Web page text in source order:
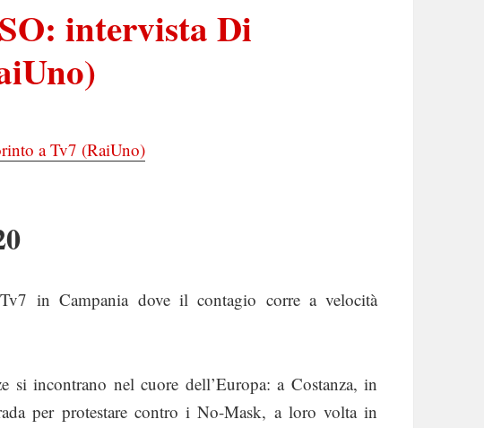
intervista Di
a Tv7 (RaiUno)
in Campania dove il contagio corre a velocità
incontrano nel cuore dell’Europa: a Costanza, in
per protestare contro i No-Mask, a loro volta in